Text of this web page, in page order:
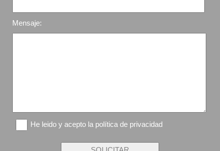
Mensaje:
He leido y acepto la política de privacidad